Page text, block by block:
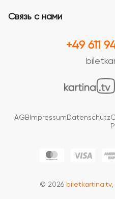
Связь с нами
+49 611
AGB Impressum Datenschutz
© 2026 biletkartina.tv,